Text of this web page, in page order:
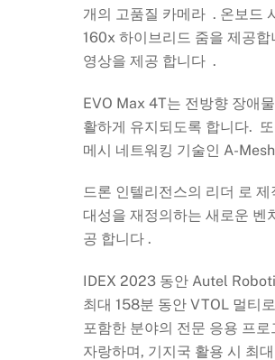
개의 고품질 카메라 . 온보드
160x 하이브리드 줌을 제공
영상을 제공 합니다 .
EVO Max 4T는 전방향 장애
활하게 유지되도록 합니다.
메시 네트워킹 기술인 A-
드론 인텔리전스의 리더 로
대성을 재정의하는 새로운 벤
공 합니다 .
IDEX 2023 동안 Autel
최대 158분 동안 VTOL 멀티
포함한 분야의 전문 응용 프
자랑하며, 기지국 활용 시 최